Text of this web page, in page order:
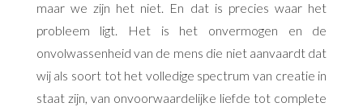
maar we zijn het niet. En dat is precies waar het
probleem ligt. Het is het onvermogen en de
onvolwassenheid van de mens die niet aanvaardt dat
wij als soort tot het volledige spectrum van creatie in
staat zijn, van onvoorwaardelijke liefde tot complete